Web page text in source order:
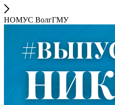
НОМУС ВолгГМУ